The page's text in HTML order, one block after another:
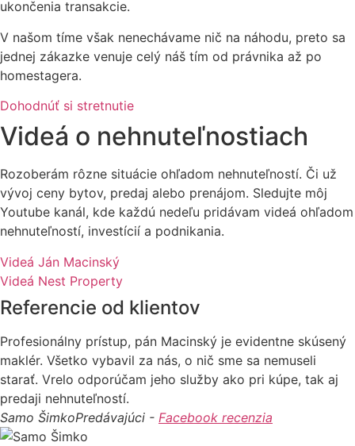
ukončenia transakcie.
V našom tíme však nenechávame nič na náhodu, preto sa
jednej zákazke venuje celý náš tím od právnika až po
homestagera.
Dohodnúť si stretnutie
Videá o nehnuteľnostiach​
Rozoberám rôzne situácie ohľadom nehnuteľností. Či už
vývoj ceny bytov, predaj alebo prenájom. Sledujte môj
Youtube kanál, kde každú nedeľu pridávam videá ohľadom
nehnuteľností, investícií a podnikania.
Videá Ján Macinský
Videá Nest Property
Referencie od klientov
Profesionálny prístup, pán Macinský je evidentne skúsený
maklér. Všetko vybavil za nás, o nič sme sa nemuseli
starať. Vrelo odporúčam jeho služby ako pri kúpe, tak aj
predaji nehnuteľností.
Samo ŠimkoPredávajúci - Facebook recenzia